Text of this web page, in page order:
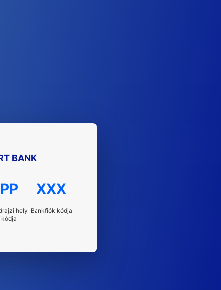
BANK
PP
hely
kódja
XXX
Bankfiók kódja